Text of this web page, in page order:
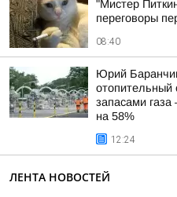
"Мистер
переговоры
08:40
Юрий
отопительный
запасами
на 58%
12:24
ЛЕНТА НОВОСТЕЙ